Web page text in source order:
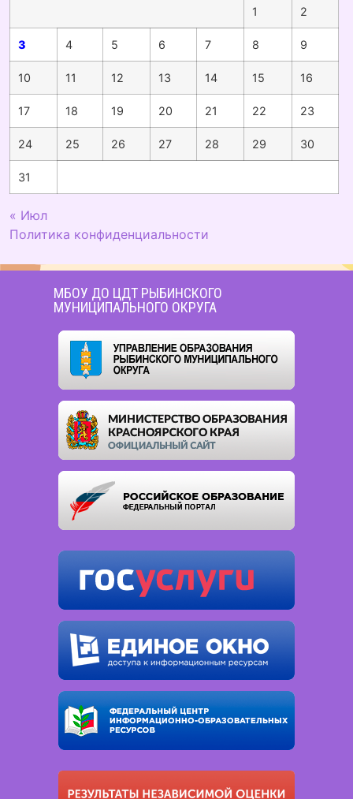
1 2
3 4 5 6 7 8 9
10 11 12 13 14 15 16
17 18 19 20 21 22 23
24 25 26 27 28 29 30
31
« Июл
Политика конфиденциальности
МБОУ ДО ЦДТ РЫБИНСКОГО
МУНИЦИПАЛЬНОГО ОКРУГА